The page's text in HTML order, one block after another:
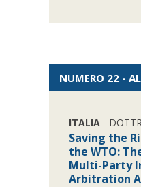
NUMERO 22 -
ITALIA -
Saving the
the WTO:
Multi-Party
Arbitration